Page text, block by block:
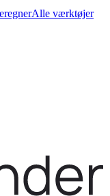
Alle værktøjer